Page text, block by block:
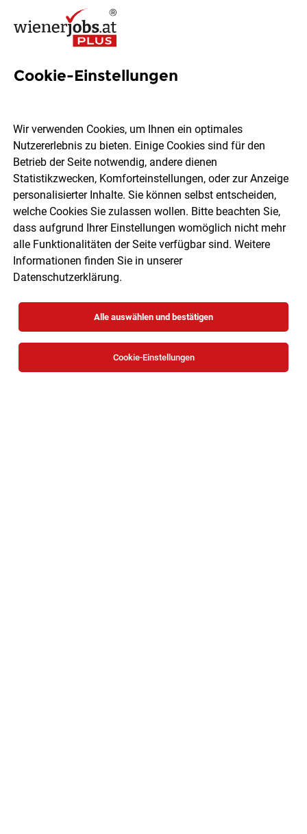
Fachärzt*innen für
Notdienst (w/m/d)
Psychosoziale Dienste in Wien
Wien Teilzeit 07.08.2026
Cookie-Einstellungen
Wir verwenden Cookies, um Ihnen ein optimales
Nutzererlebnis zu bieten. Einige Cookies sind für den
Betrieb der Seite notwendig, andere dienen
Statistikzwecken, Komforteinstellungen, oder zur Anzeige
personalisierter Inhalte. Sie können selbst entscheiden,
welche Cookies Sie zulassen wollen. Bitte beachten Sie,
dass aufgrund Ihrer Einstellungen womöglich nicht mehr
alle Funktionalitäten der Seite verfügbar sind. Weitere
Informationen finden Sie in unserer
Datenschutzerklärung.
Alle auswählen und bestätigen
Cookie-Einstellungen